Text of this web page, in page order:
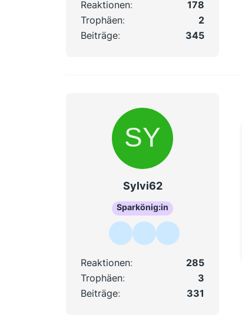
Reaktionen
178
Trophäen
2
Beiträge
345
Sylvi62
Sparkönig:in
Reaktionen
285
Trophäen
3
Beiträge
331